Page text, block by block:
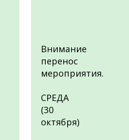
Внимание
перенос
мероприятия.
СРЕДА
(30
октября)